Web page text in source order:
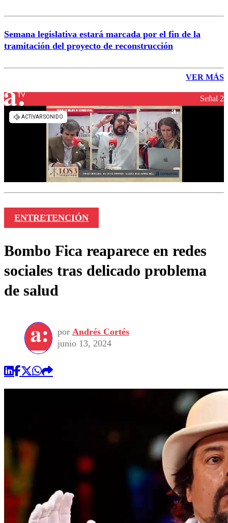
Semana legislativa estará marcada por el fin de la
tramitación del proyecto de reconstrucción
VER MÁS
Señal 2
ENTRETENCIÓN
Bombo Fica reaparece en redes
sociales tras delicado problema
de salud
por Andrés Cortés
junio 13, 2024